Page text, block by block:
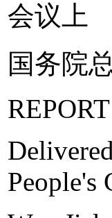
会议上
国务院
People's